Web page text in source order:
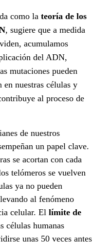
como la teoría de los
, sugiere que a medida
acumulamos
del ADN,
mutaciones pueden
en nuestras células y
al proceso de
de nuestros
un papel clave.
se acortan con cada
telómeros se vuelven
ya no pueden
al fenómeno
celular. El límite de
células humanas
unas 50 veces antes